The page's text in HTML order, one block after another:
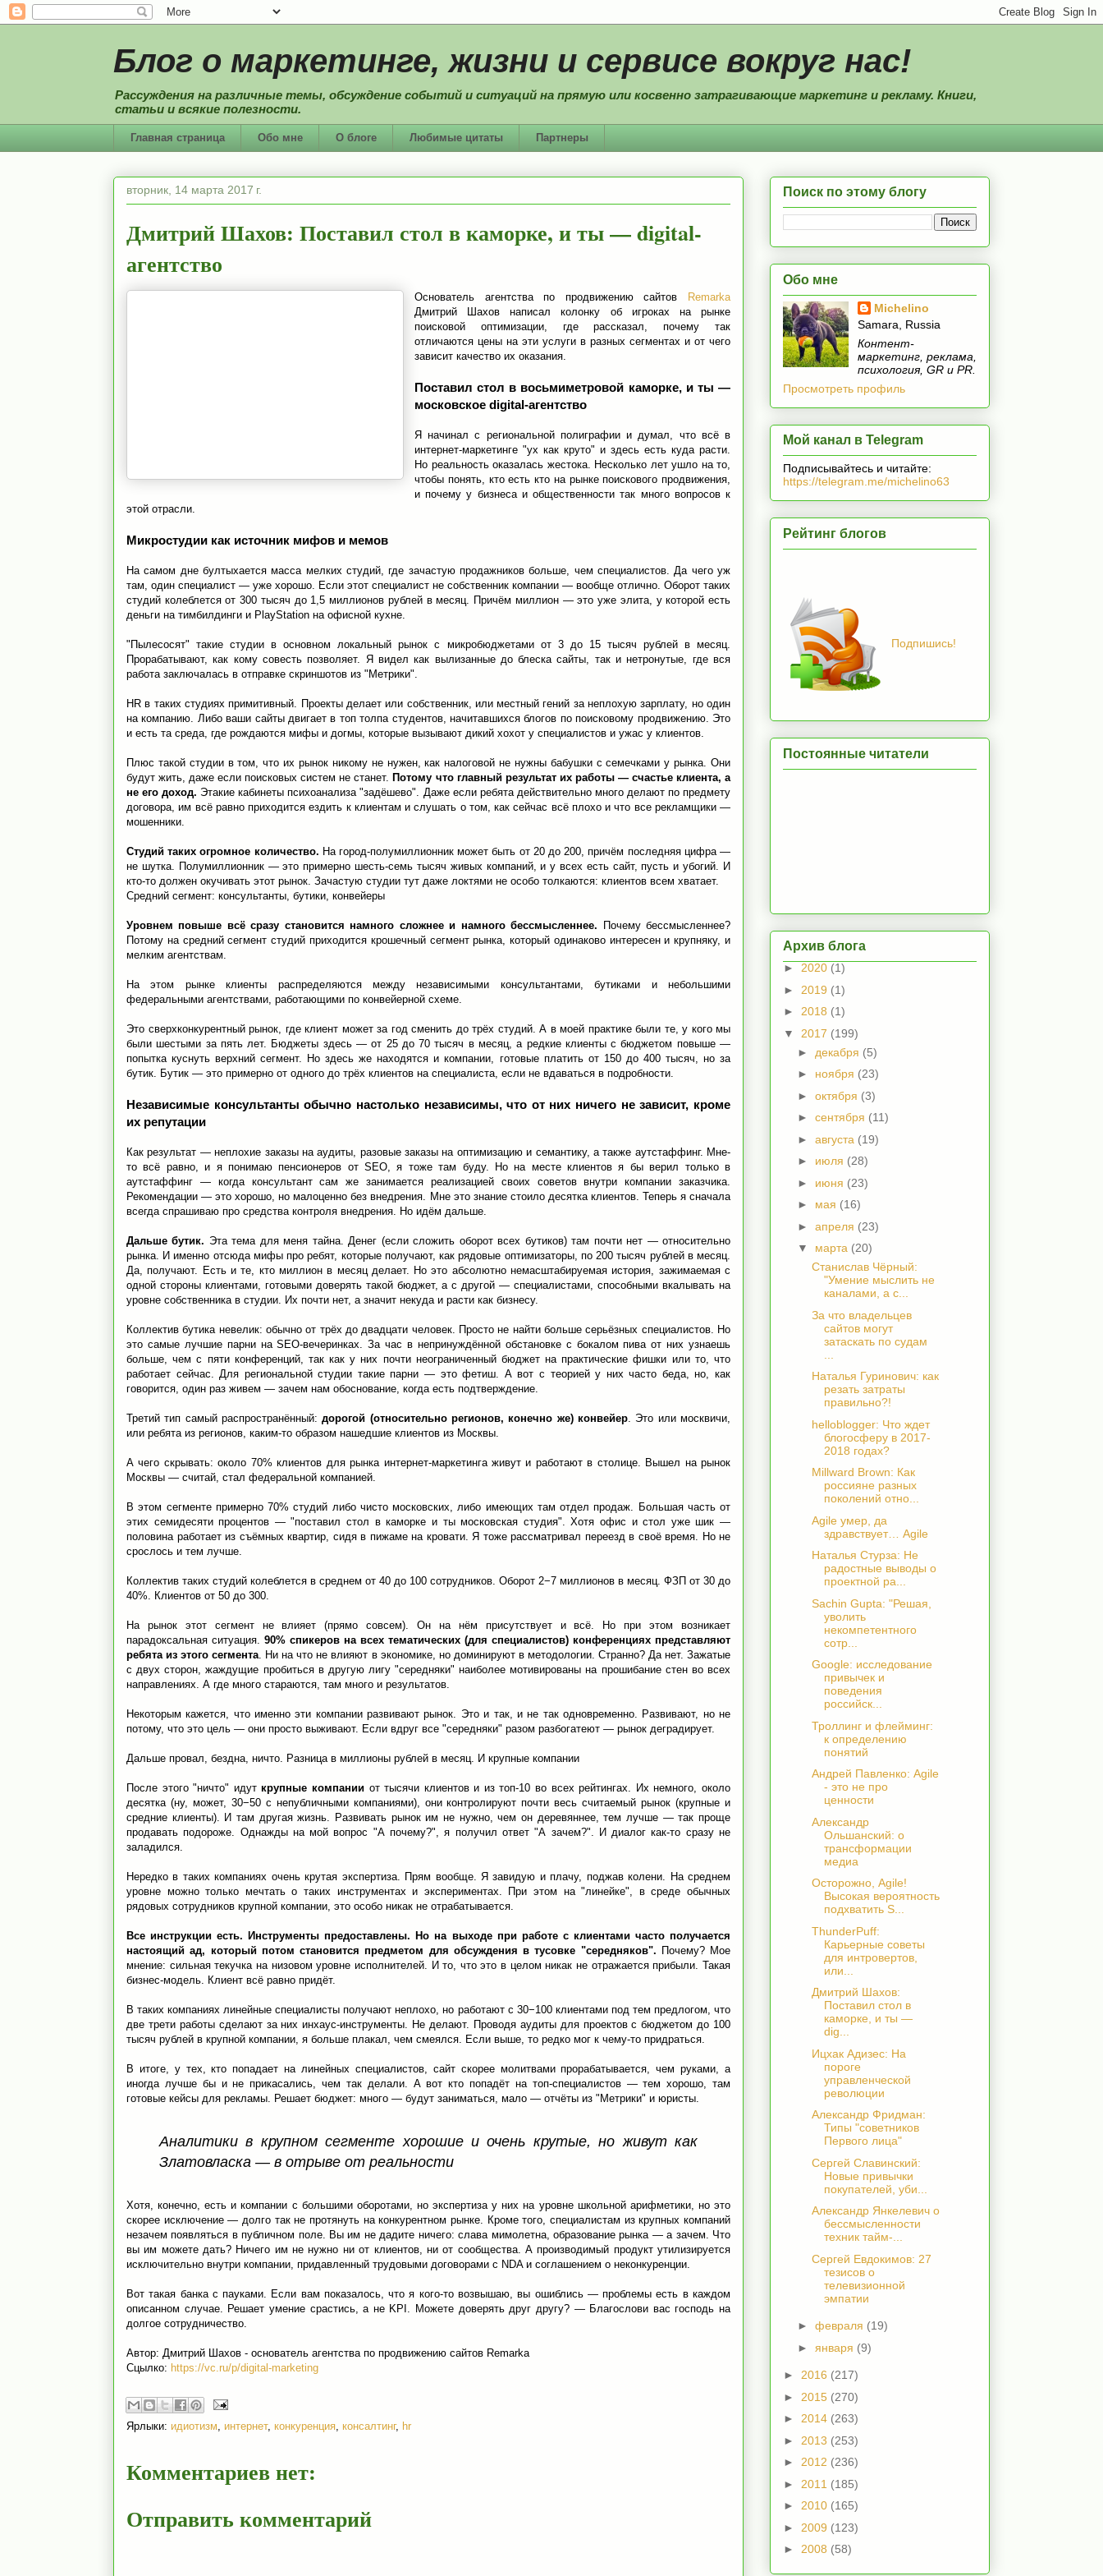
Блог о маркетинге, жизни и сервисе вокруг нас!
Рассуждения на различные темы, обсуждение событий и ситуаций на прямую или косвенно затрагивающие маркетинг и рекламу. Книги,
статьи и всякие полезности.
Главная страница Обо мне О блоге Любимые цитаты Партнеры
вторник, 14 марта 2017 г.
Дмитрий Шахов: Поставил стол в каморке, и ты — digital-
агентство
Основатель агентства по продвижению сайтов Remarka
Дмитрий Шахов написал колонку об игроках на рынке
поисковой оптимизации, где рассказал, почему так
отличаются цены на эти услуги в разных сегментах и от чего
зависит качество их оказания.
Поставил стол в восьмиметровой каморке, и ты —
московское digital-агентство
Я начинал с региональной полиграфии и думал, что всё в
интернет-маркетинге "ух как круто" и здесь есть куда расти.
Но реальность оказалась жестока. Несколько лет ушло на то,
чтобы понять, кто есть кто на рынке поискового продвижения,
и почему у бизнеса и общественности так много вопросов к
этой отрасли.
Микростудии как источник мифов и мемов
На самом дне бултыхается масса мелких студий, где зачастую продажников больше, чем специалистов. Да чего уж
там, один специалист — уже хорошо. Если этот специалист не собственник компании — вообще отлично. Оборот таких
студий колеблется от 300 тысяч до 1,5 миллионов рублей в месяц. Причём миллион — это уже элита, у которой есть
деньги на тимбилдинги и PlayStation на офисной кухне.
"Пылесосят" такие студии в основном локальный рынок с микробюджетами от 3 до 15 тысяч рублей в месяц.
Прорабатывают, как кому совесть позволяет. Я видел как вылизанные до блеска сайты, так и нетронутые, где вся
работа заключалась в отправке скриншотов из "Метрики".
HR в таких студиях примитивный. Проекты делает или собственник, или местный гений за неплохую зарплату, но один
на компанию. Либо ваши сайты двигает в топ толпа студентов, начитавшихся блогов по поисковому продвижению. Это
и есть та среда, где рождаются мифы и догмы, которые вызывают дикий хохот у специалистов и ужас у клиентов.
Плюс такой студии в том, что их рынок никому не нужен, как налоговой не нужны бабушки с семечками у рынка. Они
будут жить, даже если поисковых систем не станет.Потому что главный результат их работы — счастье клиента, а
не его доход. Этакие кабинеты психоанализа "задёшево". Даже если ребята действительно много делают по предмету
договора, им всё равно приходится ездить к клиентам и слушать о том, как сейчас всё плохо и что все рекламщики —
мошенники.
Студий таких огромное количество. На город-полумиллионник может быть от 20 до 200, причём последняя цифра —
не шутка. Полумиллионник — это примерно шесть-семь тысяч живых компаний, и у всех есть сайт, пусть и убогий. И
кто-то должен окучивать этот рынок. Зачастую студии тут даже локтями не особо толкаются: клиентов всем хватает.
Средний сегмент: консультанты, бутики, конвейеры
Уровнем повыше всё сразу становится намного сложнее и намного бессмысленнее. Почему бессмысленнее?
Потому на средний сегмент студий приходится крошечный сегмент рынка, который одинаково интересен и крупняку, и
мелким агентствам.
На этом рынке клиенты распределяются между независимыми консультантами, бутиками и небольшими
федеральными агентствами, работающими по конвейерной схеме.
Это сверхконкурентный рынок, где клиент может за год сменить до трёх студий. А в моей практике были те, у кого мы
были шестыми за пять лет. Бюджеты здесь — от 25 до 70 тысяч в месяц, а редкие клиенты с бюджетом повыше —
попытка куснуть верхний сегмент. Но здесь же находятся и компании, готовые платить от 150 до 400 тысяч, но за
бутик. Бутик — это примерно от одного до трёх клиентов на специалиста, если не вдаваться в подробности.
Независимые консультанты обычно настолько независимы, что от них ничего не зависит, кроме
их репутации
Как результат — неплохие заказы на аудиты, разовые заказы на оптимизацию и семантику, а также аутстаффинг. Мне-
то всё равно, и я понимаю пенсионеров от SEO, я тоже там буду. Но на месте клиентов я бы верил только в
аутстаффинг — когда консультант сам же занимается реализацией своих советов внутри компании заказчика.
Рекомендации — это хорошо, но малоценно без внедрения. Мне это знание стоило десятка клиентов. Теперь я сначала
всегда спрашиваю про средства контроля внедрения. Но идём дальше.
Дальше бутик. Эта тема для меня тайна. Денег (если сложить оборот всех бутиков) там почти нет — относительно
рынка. И именно отсюда мифы про ребят, которые получают, как рядовые оптимизаторы, по 200 тысяч рублей в месяц.
Да, получают. Есть и те, кто миллион в месяц делает. Но это абсолютно немасштабируемая история, зажимаемая с
одной стороны клиентами, готовыми доверять такой бюджет, а с другой — специалистами, способными вкалывать на
уровне собственника в студии. Их почти нет, а значит некуда и расти как бизнесу.
Коллектив бутика невелик: обычно от трёх до двадцати человек. Просто не найти больше серьёзных специалистов. Но
это самые лучшие парни на SEO-вечеринках. За час в непринуждённой обстановке с бокалом пива от них узнаешь
больше, чем с пяти конференций, так как у них почти неограниченный бюджет на практические фишки или то, что
работает сейчас. Для региональной студии такие парни — это фетиш. А вот с теорией у них часто беда, но, как
говорится, один раз живем — зачем нам обоснование, когда есть подтверждение.
Третий тип самый распространённый:дорогой (относительно регионов, конечно же) конвейер . Это или москвичи,
или ребята из регионов, каким-то образом нашедшие клиентов из Москвы.
А чего скрывать: около 70% клиентов для рынка интернет-маркетинга живут и работают в столице. Вышел на рынок
Москвы — считай, стал федеральной компанией.
В этом сегменте примерно 70% студий либо чисто московских, либо имеющих там отдел продаж. Большая часть от
этих семидесяти процентов — "поставил стол в каморке и ты московская студия". Хотя офис и стол уже шик —
половина работает из съёмных квартир, сидя в пижаме на кровати. Я тоже рассматривал переезд в своё время. Но не
срослось и тем лучше.
Коллектив таких студий колеблется в среднем от 40 до 100 сотрудников. Оборот 2−7 миллионов в месяц. ФЗП от 30 до
40%. Клиентов от 50 до 300.
На рынок этот сегмент не влияет (прямо совсем). Он на нём присутствует и всё. Но при этом возникает
парадоксальная ситуация. 90% спикеров на всех тематических (для специалистов) конференциях представляют
ребята из этого сегмента . Ни на что не влияют в экономике, но доминируют в методологии. Странно? Да нет. Зажатые
с двух сторон, жаждущие пробиться в другую лигу "середняки" наиболее мотивированы на прошибание стен во всех
направлениях. А где много стараются, там много и результатов.
Некоторым кажется, что именно эти компании развивают рынок. Это и так, и не так одновременно. Развивают, но не
потому, что это цель — они просто выживают. Если вдруг все "середняки" разом разбогатеют — рынок деградирует.
Дальше провал, бездна, ничто. Разница в миллионы рублей в месяц. И крупные компании
После этого "ничто" идуткрупные компанииот тысячи клиентов и из топ-10 во всех рейтингах. Их немного, около
десятка (ну, может, 30−50 с непубличными компаниями), они контролируют почти весь считаемый рынок (крупные и
средние клиенты). И там другая жизнь. Развивать рынок им не нужно, чем он деревяннее, тем лучше — так проще
продавать подороже. Однажды на мой вопрос "А почему?", я получил ответ "А зачем?". И диалог как-то сразу не
заладился.
Нередко в таких компаниях очень крутая экспертиза. Прям вообще. Я завидую и плачу, поджав колени. На среднем
уровне можно только мечтать о таких инструментах и экспериментах. При этом на "линейке", в среде обычных
рядовых сотрудников крупной компании, это особо никак не отрабатывается.
Все инструкции есть. Инструменты предоставлены. Но на выходе при работе с клиентами часто получается
настоящий ад, который потом становится предметом для обсуждения в тусовке "середняков". Почему? Мое
мнение: сильная текучка на низовом уровне исполнителей. И то, что это в целом никак не отражается прибыли. Такая
бизнес-модель. Клиент всё равно придёт.
В таких компаниях линейные специалисты получают неплохо, но работают с 30−100 клиентами под тем предлогом, что
две трети работы сделают за них инхаус-инструменты. Не делают. Проводя аудиты для проектов с бюджетом до 100
тысяч рублей в крупной компании, я больше плакал, чем смеялся. Если выше, то редко мог к чему-то придраться.
В итоге, у тех, кто попадает на линейных специалистов, сайт скорее молитвами прорабатывается, чем руками, а
иногда лучше бы и не прикасались, чем так делали. А вот кто попадёт на топ-специалистов — тем хорошо, там
готовые кейсы для рекламы. Решает бюджет: много — будут заниматься, мало — отчёты из "Метрики" и юристы.
Аналитики в крупном сегменте хорошие и очень крутые, но живут как
Златовласка — в отрыве от реальности
Хотя, конечно, есть и компании с большими оборотами, но экспертиза у них на уровне школьной арифметики, но это
скорее исключение — долго так не протянуть на конкурентном рынке. Кроме того, специалистам из крупных компаний
незачем появляться в публичном поле. Вы им не дадите ничего: слава мимолетна, образование рынка — а зачем. Что
вы им можете дать? Ничего им не нужно ни от клиентов, ни от сообщества. А производимый продукт утилизируется
исключительно внутри компании, придавленный трудовыми договорами с NDA и соглашением о неконкуренции.
Вот такая банка с пауками. Если вам показалось, что я кого-то возвышаю, вы ошиблись — проблемы есть в каждом
описанном случае. Решает умение срастись, а не KPI. Можете доверять друг другу? — Благослови вас господь на
долгое сотрудничество.
Автор: Дмитрий Шахов - основатель агентства по продвижению сайтов Remarka
Сцылко: https://vc.ru/p/digital-marketing
Ярлыки: идиотизм интернет, конкуренция консалтинг, hr
Комментариев нет:
Отправить комментарий
Поиск по этому блогу
Обо мне
Michelino
Samara, Russia
Контент-
маркетинг, реклама,
психология, GR и PR.
Просмотреть профиль
Мой канал в Telegram
Подписывайтесь и читайте:
https://telegram.me/michelino63
Рейтинг блогов
Подпишись!
Постоянные читатели
Архив блога
► 2020 (1)
► 2019 (1)
► 2018 (1)
▼ 2017 (199)
► декабря (5)
► ноября (23)
► октября (3)
► сентября (11)
► августа (19)
► июля (28)
► июня (23)
► мая (16)
► апреля (23)
▼ марта (20)
Станислав Чёрный:
"Умение мыслить не
каналами, а с...
За что владельцев
сайтов могут
затаскать по судам
Наталья Гуринович: как
резать затраты
правильно?!
helloblogger: Что ждет
блогосферу в 2017-
2018 годах?
Millward Brown: Как
россияне разных
поколений отно...
Agile умер, да
здравствует… Agile
Наталья Стурза: Не
радостные выводы о
проектной ра...
Sachin Gupta: "Решая,
уволить
некомпетентного
сотр...
Google: исследование
привычек и
поведения
российск...
Троллинг и флейминг:
к определению
понятий
Андрей Павленко: Agile
- это не про
ценности
Александр
Ольшанский: о
трансформации
медиа
Осторожно, Agile!
Высокая вероятность
подхватить S...
ThunderPuff:
Карьерные советы
для интровертов,
или...
Дмитрий Шахов:
Поставил стол в
каморке, и ты —
dig...
Ицхак Адизес: На
пороге
управленческой
революции
Александр Фридман:
Типы "советников
Первого лица"
Cергей Славинский:
Новые привычки
покупателей, уби...
Александр Янкелевич о
бессмысленности
техник тайм-...
Сергей Евдокимов: 27
тезисов о
телевизионной
эмпатии
► февраля (19)
► января (9)
► 2016 (217)
► 2015 (270)
► 2014 (263)
► 2013 (253)
► 2012 (236)
► 2011 (185)
► 2010 (165)
► 2009 (123)
► 2008 (58)